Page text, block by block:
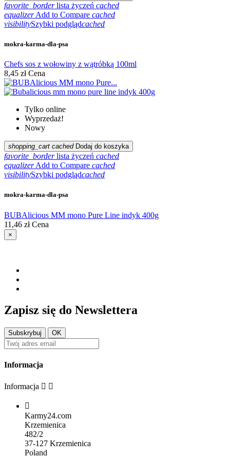
favorite_border lista życzeń cached
equalizer Add to Compare cached
visibilitySzybki podglądcached
mokra-karma-dla-psa
Chefs sos z wołowiny z wątróbką 100ml
8,45 zł Cena
Tylko online
Wyprzedaż!
Nowy
shopping_cart cached Dodaj do koszyka
favorite_border lista życzeń cached
equalizer Add to Compare cached
visibilitySzybki podglądcached
mokra-karma-dla-psa
BUBAlicious MM mono Pure Line indyk 400g
11,46 zł Cena
×
Zapisz się do Newslettera
Informacja
Informacja  

Karmy24.com
Krzemienica
482/2
37-127 Krzemienica
Poland